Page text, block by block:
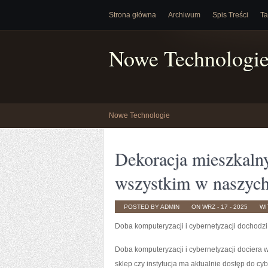
Strona główna Archiwum Spis Treści
Nowe
Nowe Technologie
Dekoracja
wszystkim w
POSTED BY ADMIN ON WRZ - 17 - 2025
Doba komputeryzacji i cybernetyzacji
Doba komputeryzacji i cybernetyzacji dociera
sklep czy instytucja ma aktualnie dostęp do